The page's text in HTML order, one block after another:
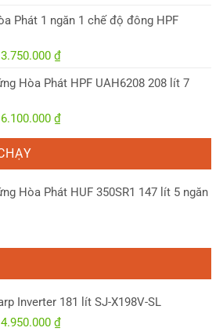
4.150.000 ₫.
là:
Phát 1 ngăn 1 chế độ đông HPF
Giá
là:
3.750.000 ₫Giá
tại
3.750.000 ₫.
Hòa Phát HPF UAH6208 208 lít 7
Giá
là:
7.100.000 ₫.
6.100.000 ₫Giá
là:
Hòa Phát HUF 350SR1 147 lít 5 ngăn
Inverter 181 lít SJ-X198V-SL
Giá
4.950.000 ₫Giá